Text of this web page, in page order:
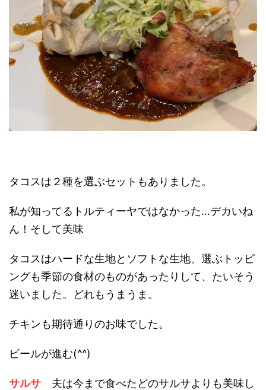
タコスは２種を選ぶセットもありました。
私が知ってるトルティーヤではなかった…デカいね
ん！そして美味
タコスはハードな生地とソフトな生地、選ぶトッピ
ングも季節の食材のものがあったりして、たいそう
迷いました。どれもうまうま。
チキンも期待通りのお味でした。
ビールが進む(^^)
サルサ 夫は今まで食べたどのサルサよりも美味し